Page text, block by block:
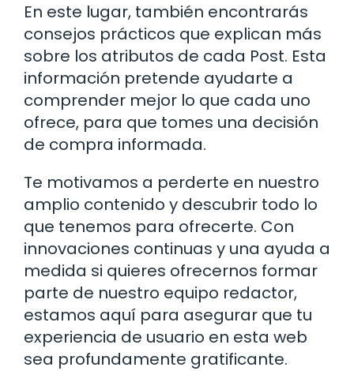
En este lugar, también encontrarás
consejos prácticos que explican más
sobre los atributos de cada Post. Esta
información pretende ayudarte a
comprender mejor lo que cada uno
ofrece, para que tomes una decisión
de compra informada.
Te motivamos a perderte en nuestro
amplio contenido y descubrir todo lo
que tenemos para ofrecerte. Con
innovaciones continuas y una ayuda a
medida si quieres ofrecernos formar
parte de nuestro equipo redactor,
estamos aquí para asegurar que tu
experiencia de usuario en esta web
sea profundamente gratificante.